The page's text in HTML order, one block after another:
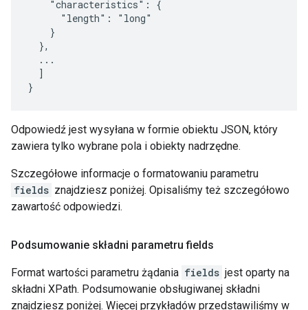
    "characteristics": {
      "length": "long"
    }
  },
  ...
  ]
}
Odpowiedź jest wysyłana w formie obiektu JSON, który
zawiera tylko wybrane pola i obiekty nadrzędne.
Szczegółowe informacje o formatowaniu parametru
fields znajdziesz poniżej. Opisaliśmy też szczegółowo
zawartość odpowiedzi.
Podsumowanie składni parametru fields
Format wartości parametru żądania fields jest oparty na
składni XPath. Podsumowanie obsługiwanej składni
znajdziesz poniżej. Więcej przykładów przedstawiliśmy w